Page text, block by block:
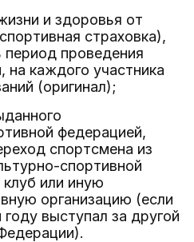
и здоровья от
страховка),
проведения
на каждого участника
(оригинал);
федерацией,
спортсмена из
спортивной
клуб или иную
организацию (если
выступал за другой